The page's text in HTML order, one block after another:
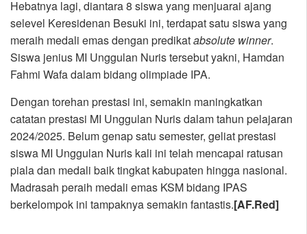
Hebatnya lagi, diantara 8 siswa yang menjuarai ajang
selevel Keresidenan Besuki ini, terdapat satu siswa yang
meraih medali emas dengan predikatabsolute winner.
Siswa jenius MI Unggulan Nuris tersebut yakni, Hamdan
Fahmi Wafa dalam bidang olimpiade IPA.
Dengan torehan prestasi ini, semakin maningkatkan
catatan prestasi MI Unggulan Nuris dalam tahun pelajaran
2024/2025. Belum genap satu semester, geliat prestasi
siswa MI Unggulan Nuris kali ini telah mencapai ratusan
piala dan medali baik tingkat kabupaten hingga nasional.
Madrasah peraih medali emas KSM bidang IPAS
berkelompok ini tampaknya semakin fantastis.[AF.Red]